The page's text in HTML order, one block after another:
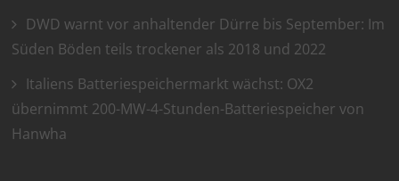
DWD warnt vor anhaltender Dürre bis September: Im
Süden Böden teils trockener als 2018 und 2022
Italiens Batteriespeichermarkt wächst: OX2
übernimmt 200-MW-4-Stunden-Batteriespeicher von
Hanwha